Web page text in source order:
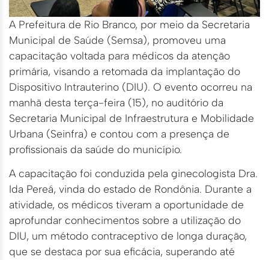
A Prefeitura de Rio Branco, por meio da Secretaria
Municipal de Saúde (Semsa), promoveu uma
capacitação voltada para médicos da atenção
primária, visando a retomada da implantação do
Dispositivo Intrauterino (DIU). O evento ocorreu na
manhã desta terça-feira (15), no auditório da
Secretaria Municipal de Infraestrutura e Mobilidade
Urbana (Seinfra) e contou com a presença de
profissionais da saúde do município.
A capacitação foi conduzida pela ginecologista Dra.
Ida Pereá, vinda do estado de Rondônia. Durante a
atividade, os médicos tiveram a oportunidade de
aprofundar conhecimentos sobre a utilização do
DIU, um método contraceptivo de longa duração,
que se destaca por sua eficácia, superando até